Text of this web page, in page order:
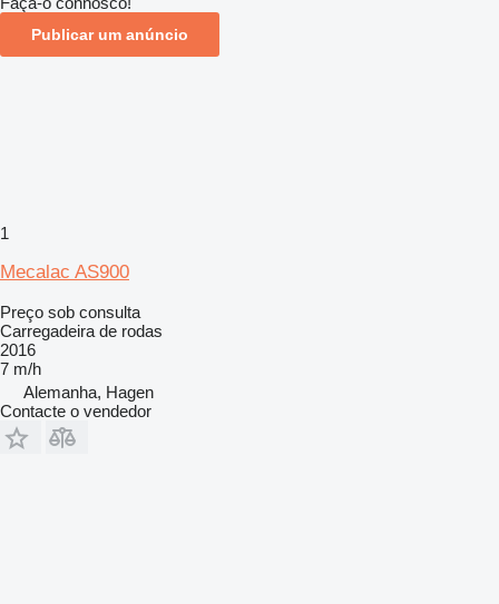
Publicar um anúncio
1
Mecalac AS900
Preço sob consulta
Carregadeira de rodas
2016
7 m/h
Alemanha, Hagen
Contacte o vendedor